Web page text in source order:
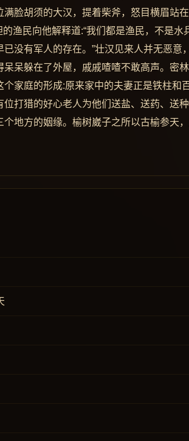
脸胡须的大汉，提着柴斧，怒目横眉站
渔民向他解释道:“我们都是渔民，不是
没有军人的存在。”壮汉见来人并无恶
呆躲在了外屋，戚戚喳喳不敢高声。密
家庭的形成:原来家中的夫妻正是铁柱和
打猎的好心老人为他们送盐、送药、送
地方的姻缘。榆树崴子之所以古榆参天